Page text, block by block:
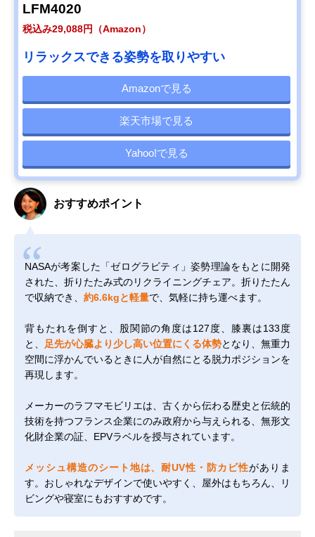
LFM4020
税込み29,088円（Amazon）
リラックスできる姿勢を取りやすい
Amazonで見る
楽天市場で見る
Yahoo!で見る
おすすめポイント
NASAが考案した「ゼログラビティ」姿勢理論をもとに開発
された、折りたたみ式のリクライニングチェア。折りたたん
で収納でき、 約6.6kgと軽量で、気軽に持ち運べます。
背もたれを倒すと、股関節の角度は127度、膝裏は133度
と、
足先が心臓より少し高い位置にくる体勢となり、無重力
空間に浮かんでいるときに人が自然にとる脱力ポジションを
再現します。
メーカーのラフマモビリエは、古くから伝わる歴史と伝統的
技術を持つフランス企業にのみ政府から与えられる、無形文
化財企業の証、EPVラベルを授与されています。
メッシュ構造のシート地は、耐UV性・防カビ性がありま
す。おしゃれなデザインで使いやすく、屋外はもちろん、リ
ビングや寝室にもおすすめです。